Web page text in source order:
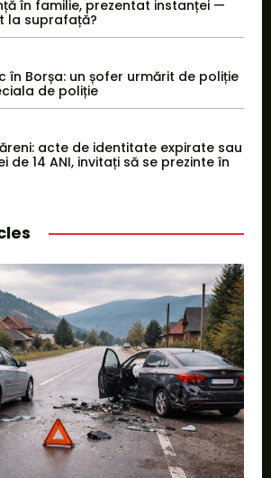
în familie, prezentat instanței —
la suprafață?
în Borșa: un șofer urmărit de poliție
de poliție
acte de identitate expirate sau
de 14 ANI, invitați să se prezinte în